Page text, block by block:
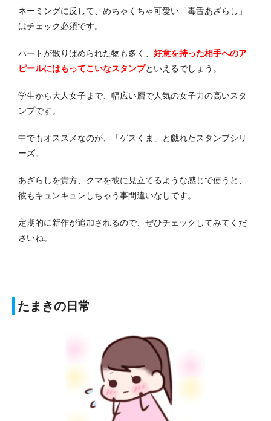
ネーミングに反して、めちゃくちゃ可愛い「毒舌あざらし」
はチェック必須です。
ハートが散りばめられた物も多く、 好意を持った相手へのア
ピールにはもってこいなスタンプといえるでしょう。
学生から大人女子まで、幅広い層で人気の女子力の高いスタ
ンプです。
中でもオススメなのが、「ゲスくま」と戯れたスタンプシリ
ーズ。
あざらしを貴方、クマを彼に見立てるような感じで使うと、
彼もキュンキュンしちゃう事間違いなしです。
定期的に新作が追加されるので、ぜひチェックしてみてくだ
さいね。
たまきの日常